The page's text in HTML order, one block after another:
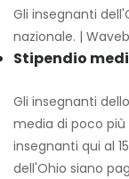
Gli insegnanti
nazionale. |
Stipendio
Gli insegnanti
media di poco più
insegnanti qui al
dell'Ohio siano